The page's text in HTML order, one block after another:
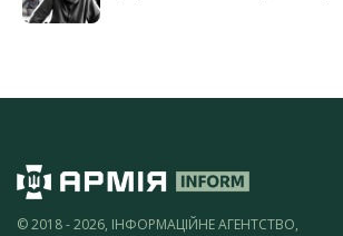
© 2018 - 2026, ІНФОРМАЦІЙНЕ АГЕНТСТВО,